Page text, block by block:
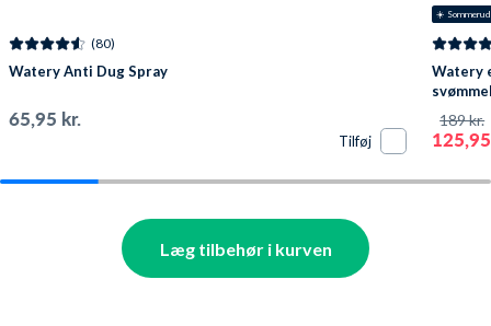
(80)
Watery Anti Dug Spray
65,95 kr.
Tilføj
☀️
Watery
189 kr.
Læg tilbehør i kurven